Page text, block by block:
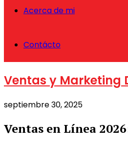
Acerca de mi
Contácto
Ventas y Marketing
septiembre 30, 2025
Ventas en Línea